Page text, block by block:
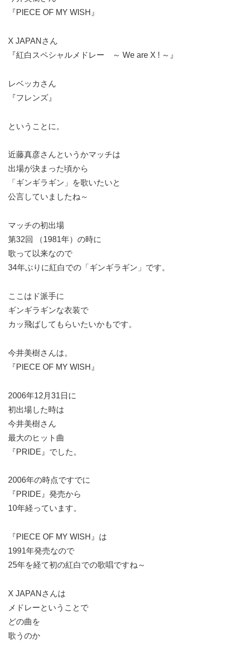
『PIECE OF MY WISH』
X JAPANさん
『紅白スペシャルメドレー ～ We are X ! ～』
レベッカさん
『フレンズ』
ということに。
近藤真彦さんというかマッチは
出場が決まった頃から
「ギンギラギン」を歌いたいと
公言していましたね～
マッチの初出場
第32回 （1981年）の時に
歌って以来なので
34年ぶりに紅白での「ギンギラギン」です。
ここはド派手に
ギンギラギンな衣装で
カッ飛ばしてもらいたいかもです。
今井美樹さんは。
『PIECE OF MY WISH』
2006年12月31日に
初出場した時は
今井美樹さん
最大のヒット曲
『PRIDE』でした。
2006年の時点ですでに
『PRIDE』発売から
10年経っています。
『PIECE OF MY WISH』は
1991年発売なので
25年を経て初の紅白での歌唱ですね～
X JAPANさんは
メドレーということで
どの曲を
歌うのか